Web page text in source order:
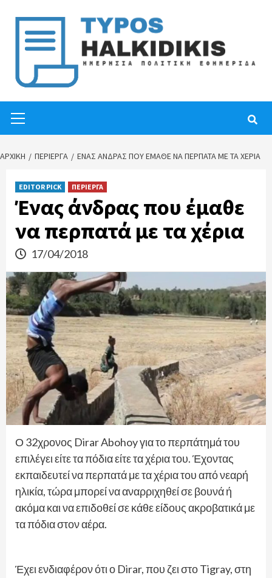
content
Menu
ΑΡΧΙΚΉ ΠΕΡΙΕΡΓΑ ΈΝΑΣ ΆΝΔΡΑΣ ΠΟΥ ΈΜΑΘΕ ΝΑ ΠΕΡΠΑΤΆ ΜΕ ΤΑ ΧΈΡΙΑ
EDITOR PICK ΠΕΡΙΕΡΓΑ
Ένας άνδρας που έμαθε
να περπατά με τα χέρια
17/04/2018
Ο 32χρονος Dirar Abohoy για το περπάτημά του
επιλέγει είτε τα πόδια είτε τα χέρια του. Έχοντας
εκπαιδευτεί να περπατά με τα χέρια του από νεαρή
ηλικία, τώρα μπορεί να αναρριχηθεί σε βουνά ή
ακόμα και να επιδοθεί σε κάθε είδους ακροβατικά με
τα πόδια στον αέρα.
Έχει ενδιαφέρον ότι ο Dirar, που ζει στο Tigray, στη